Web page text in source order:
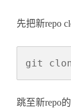
先把新repo
git
跳至新repo